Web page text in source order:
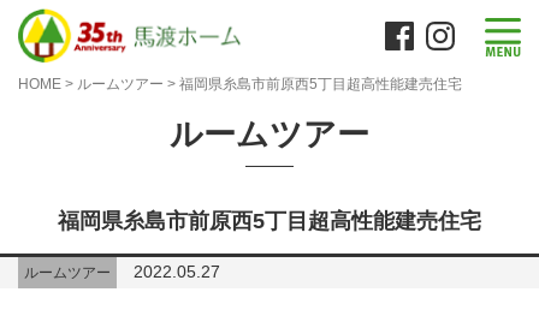
HOME > ルームツアー > 福岡県糸島市前原西5丁目超高性能建売住宅
ルームツアー
福岡県糸島市前原西5丁目超高性能建売住宅
ルームツアー 2022.05.27